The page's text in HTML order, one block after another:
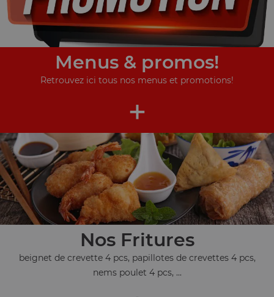
Menus & promos!
Retrouvez ici tous nos menus et promotions!
+
Nos Fritures
beignet de crevette 4 pcs, papillotes de crevettes 4 pcs,
nems poulet 4 pcs, ...